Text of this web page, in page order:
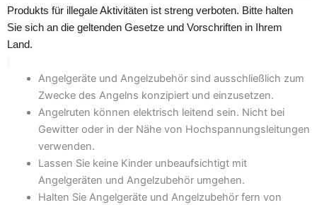
Produkts für illegale Aktivitäten ist streng verboten. Bitte halten
Sie sich an die geltenden Gesetze und Vorschriften in Ihrem
Land.
Angelgeräte und Angelzubehör sind ausschließlich zum
Zwecke des Angelns konzipiert und einzusetzen.
Angelruten können elektrisch leitend sein. Nicht bei
Gewitter oder in der Nähe von Hochspannungsleitungen
verwenden.
Lassen Sie keine Kinder unbeaufsichtigt mit
Angelgeräten und Angelzubehör umgehen.
Halten Sie Angelgeräte und Angelzubehör fern von